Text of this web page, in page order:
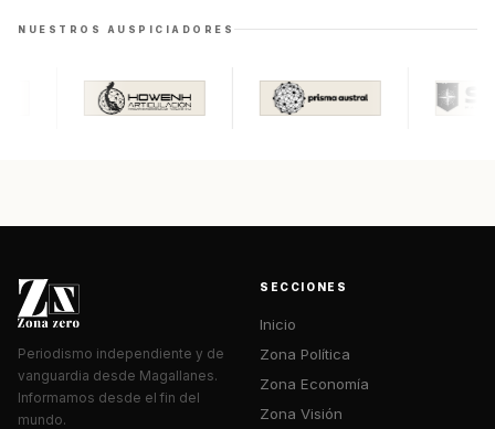
NUESTROS AUSPICIADORES
Periodismo independiente y de
vanguardia desde Magallanes.
Informamos desde el fin del
mundo.
SECCIONES
Inicio
Zona Política
Zona Economía
Zona Visión